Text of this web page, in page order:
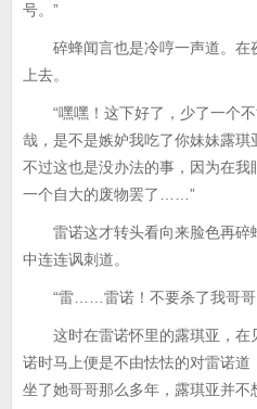
号。”
碎蜂闻言也是冷哼一声道。在
上去。
“嘿嘿！这下好了，少了一个不
哉，是不是嫉妒我吃了你妹妹露琪
不过这也是没办法的事，因为在
一个自大的废物罢了……”
雷诺这才转头看向来脸色再碎
中连连讽刺道。
“雷……雷诺！不要杀了我哥
这时在雷诺怀里的露琪亚，在
诺时马上便是不由怯怯的对雷诺
坐了她哥哥那么多年，露琪亚并不